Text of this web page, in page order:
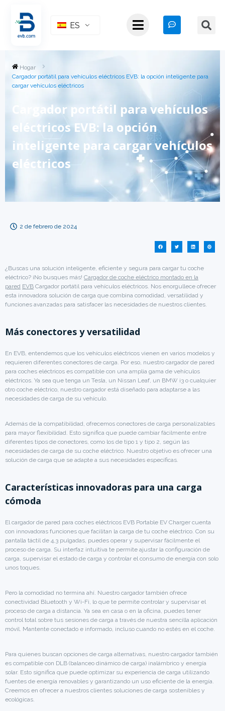
ES
Hogar
Cargador portátil para vehículos eléctricos EVB: la opción inteligente para
cargar vehículos eléctricos
Cargador portátil para vehículos
eléctricos EVB: la opción
inteligente para cargar vehículos
eléctricos
2 de febrero de 2024
¿Buscas una solución inteligente, eficiente y segura para cargar tu coche
eléctrico? ¡No busques más! Cargador de coche eléctrico montado en la
pared EVB Cargador portátil para vehículos eléctricos. Nos enorgullece ofrecer
esta innovadora solución de carga que combina comodidad, versatilidad y
funciones avanzadas para satisfacer las necesidades de nuestros clientes.
Más conectores y versatilidad
En EVB, entendemos que los vehículos eléctricos vienen en varios modelos y
requieren diferentes conectores de carga. Por eso, nuestro cargador de pared
para coches eléctricos es compatible con una amplia gama de vehículos
eléctricos. Ya sea que tenga un Tesla, un Nissan Leaf, un BMW i3 o cualquier
otro coche eléctrico, nuestro cargador está diseñado para adaptarse a las
necesidades de carga de su vehículo.
Además de la compatibilidad, ofrecemos conectores de carga personalizables
para mayor flexibilidad. Esto significa que puede cambiar fácilmente entre
diferentes tipos de conectores, como los de tipo 1 y tipo 2, según las
necesidades de carga de su coche eléctrico. Nuestro objetivo es ofrecer una
solución de carga que se adapte a sus necesidades específicas.
Características innovadoras para una carga
cómoda
El cargador de pared para coches eléctricos EVB Portable EV Charger cuenta
con innovadoras funciones que facilitan la carga de tu coche eléctrico. Con su
pantalla táctil de 4,3 pulgadas, puedes operar y supervisar fácilmente el
proceso de carga. Su interfaz intuitiva te permite ajustar la configuración de
carga, supervisar el estado de carga y controlar el consumo de energía con solo
unos toques.
Pero la comodidad no termina ahí. Nuestro cargador también ofrece
conectividad Bluetooth y Wi-Fi, lo que te permite controlar y supervisar el
proceso de carga a distancia. Ya sea en casa o en la oficina, puedes tener
control total sobre tus sesiones de carga a través de nuestra sencilla aplicación
móvil. Mantente conectado e informado, incluso cuando no estés en el coche.
Para quienes buscan opciones de carga alternativas, nuestro cargador también
es compatible con DLB (balanceo dinámico de carga) inalámbrico y energía
solar. Esto significa que puede optimizar su experiencia de carga utilizando
fuentes de energía renovables y garantizando un uso eficiente de la energía.
Creemos en ofrecer a nuestros clientes soluciones de carga sostenibles y
ecológicas.